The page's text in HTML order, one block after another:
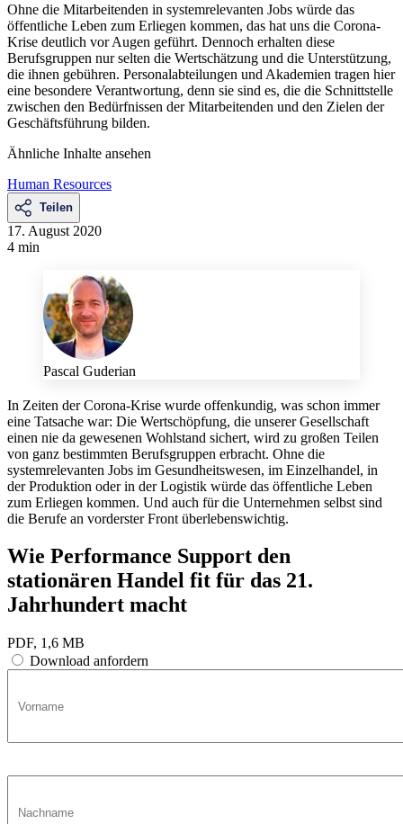
Ohne die Mitarbeitenden in systemrelevanten Jobs würde das
öffentliche Leben zum Erliegen kommen, das hat uns die Corona-
Krise deutlich vor Augen geführt. Dennoch erhalten diese
Berufsgruppen nur selten die Wertschätzung und die Unterstützung,
die ihnen gebühren. Personalabteilungen und Akademien tragen hier
eine besondere Verantwortung, denn sie sind es, die die Schnittstelle
zwischen den Bedürfnissen der Mitarbeitenden und den Zielen der
Geschäftsführung bilden.
Ähnliche Inhalte ansehen
Human Resources
Teilen
17. August 2020
4 min
Pascal Guderian
In Zeiten der Corona-Krise wurde offenkundig, was schon immer
eine Tatsache war: Die Wertschöpfung, die unserer Gesellschaft
einen nie da gewesenen Wohlstand sichert, wird zu großen Teilen
von ganz bestimmten Berufsgruppen erbracht. Ohne die
systemrelevanten Jobs im Gesundheitswesen, im Einzelhandel, in
der Produktion oder in der Logistik würde das öffentliche Leben
zum Erliegen kommen. Und auch für die Unternehmen selbst sind
die Berufe an vorderster Front überlebenswichtig.
Wie Performance Support den
stationären Handel fit für das 21.
Jahrhundert macht
PDF, 1,6 MB
Download anfordern